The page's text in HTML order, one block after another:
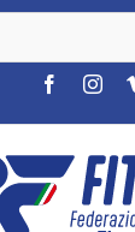
Facebook